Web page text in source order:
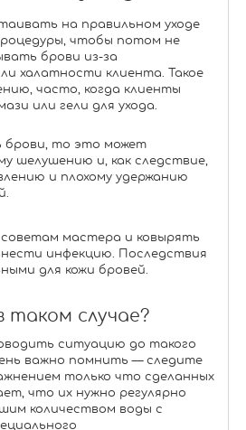
на правильном уходе
чтобы потом не
брови из-за
халатности клиента. Такое
часто, когда клиенты
или гели для ухода.
брови, то это может
шелушению и, как следствие,
и плохому удержанию
советам мастера и ковырять
инфекцию. Последствия
для кожи бровей.
случае?
ситуацию до такого
важно помнить — следите
только что сделанных
что их нужно регулярно
количеством воды с